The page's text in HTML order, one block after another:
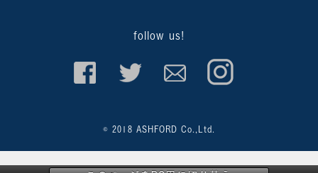
follow us!
© 2018 ASHFORD Co.,Ltd.